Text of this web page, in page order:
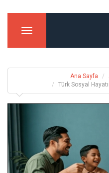
Menu
Ana Sayfa
Türk Sosyal